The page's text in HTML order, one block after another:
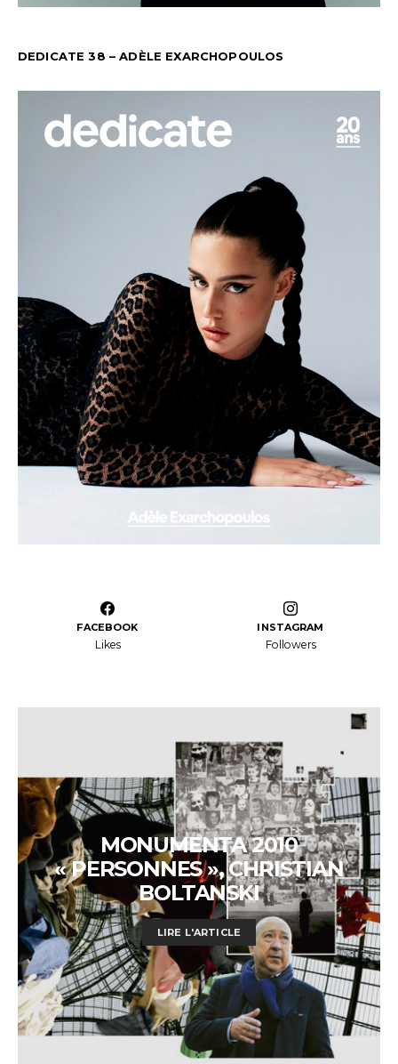
DEDICATE 38 – ADÈLE EXARCHOPOULOS
FACEBOOK
Likes
INSTAGRAM
Followers
MONUMENTA 2010
« PERSONNES », CHRISTIAN
BOLTANSKI
LIRE L'ARTICLE